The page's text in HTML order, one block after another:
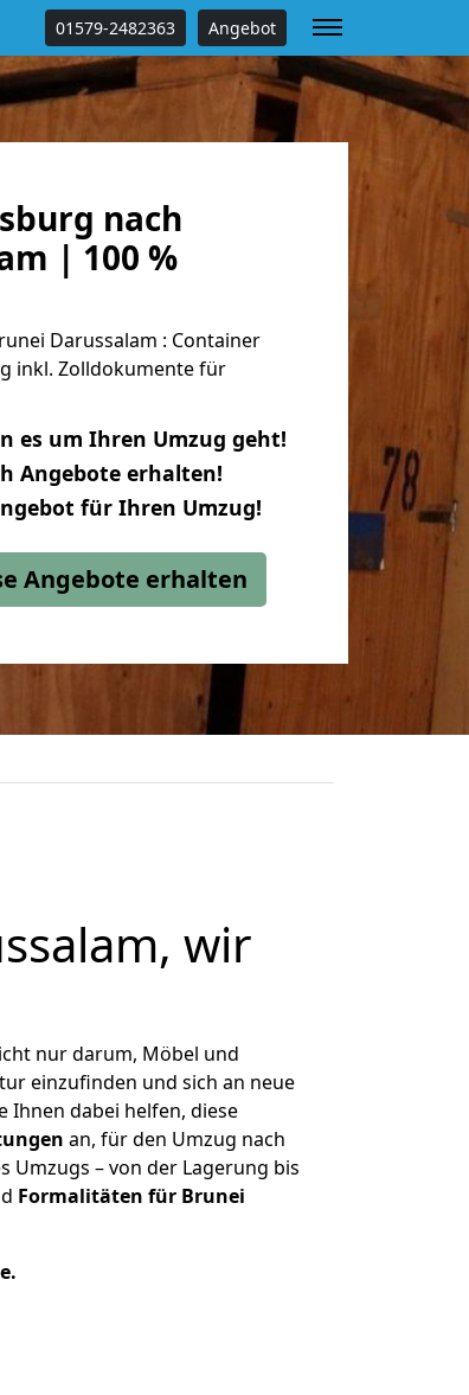
01579-2482363 Angebot
nach
| 100 %
Darussalam : Container
inkl. Zolldokumente für
es um Ihren Umzug geht!
Angebote erhalten!
für Ihren Umzug!
Angebote erhalten
wir
nur darum, Möbel und
einzufinden und sich an neue
Ihnen dabei helfen, diese
an, für den Umzug nach
Umzugs – von der Lagerung bis
Formalitäten für Brunei